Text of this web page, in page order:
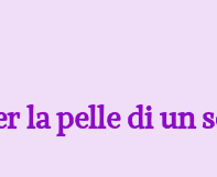
la pelle di un